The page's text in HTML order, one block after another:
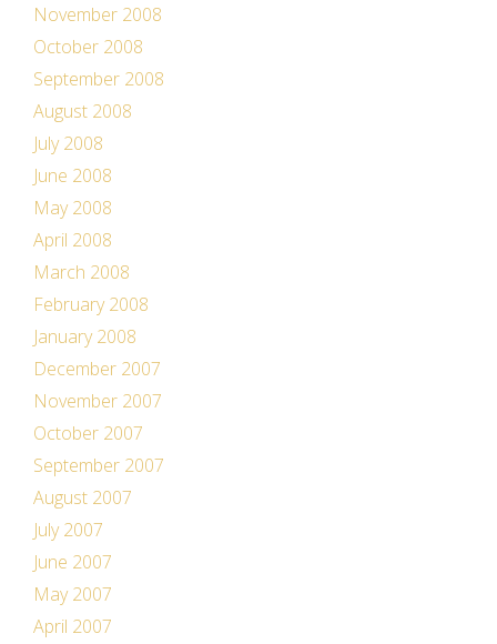
November 2008
October 2008
September 2008
August 2008
July 2008
June 2008
May 2008
April 2008
March 2008
February 2008
January 2008
December 2007
November 2007
October 2007
September 2007
August 2007
July 2007
June 2007
May 2007
April 2007